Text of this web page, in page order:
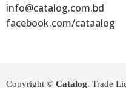
info@catalog.com.bd
facebook.com/cataalog
Copyright © Catalog. Trade